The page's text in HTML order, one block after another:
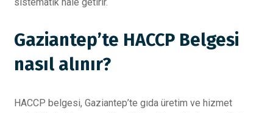
Gaziantep’te HACCP Belgesi
nasıl alınır?
HACCP belgesi, Gaziantep’te gıda üretim ve hizmet